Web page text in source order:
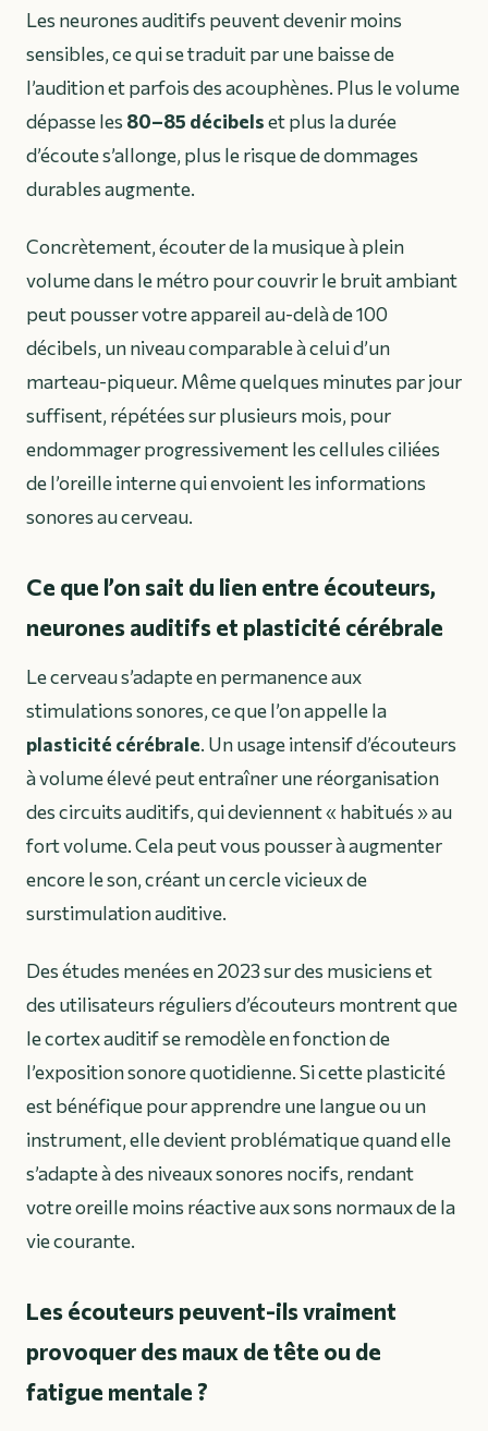
Les neurones auditifs peuvent devenir moins
sensibles, ce qui se traduit par une baisse de
l’audition et parfois des acouphènes. Plus le volume
dépasse les80–85 décibelset plus la durée
d’écoute s’allonge, plus le risque de dommages
durables augmente.
Concrètement, écouter de la musique à plein
volume dans le métro pour couvrir le bruit ambiant
peut pousser votre appareil au-delà de 100
décibels, un niveau comparable à celui d’un
marteau-piqueur. Même quelques minutes par jour
suffisent, répétées sur plusieurs mois, pour
endommager progressivement les cellules ciliées
de l’oreille interne qui envoient les informations
sonores au cerveau.
Ce que l’on sait du lien entre écouteurs,
neurones auditifs et plasticité cérébrale
Le cerveau s’adapte en permanence aux
stimulations sonores, ce que l’on appelle la
plasticité cérébrale. Un usage intensif d’écouteurs
à volume élevé peut entraîner une réorganisation
des circuits auditifs, qui deviennent « habitués » au
fort volume. Cela peut vous pousser à augmenter
encore le son, créant un cercle vicieux de
surstimulation auditive.
Des études menées en 2023 sur des musiciens et
des utilisateurs réguliers d’écouteurs montrent que
le cortex auditif se remodèle en fonction de
l’exposition sonore quotidienne. Si cette plasticité
est bénéfique pour apprendre une langue ou un
instrument, elle devient problématique quand elle
s’adapte à des niveaux sonores nocifs, rendant
votre oreille moins réactive aux sons normaux de la
vie courante.
Les écouteurs peuvent-ils vraiment
provoquer des maux de tête ou de
fatigue mentale ?